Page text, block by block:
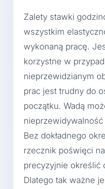
Zalety stawki
wszystkim
wykonaną pracę.
korzystne w
nieprzewidzianym
prac jest trudny do
początku. Wadą
nieprzewidywalność
Bez dokładnego
rzecznik poświęci
precyzyjnie określić
Dlatego tak ważne